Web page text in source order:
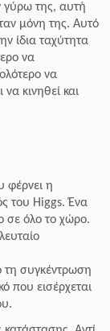
γύρω της, αυτή
μόνη της. Αυτό
ίδια ταχύτητα
να
να
κινηθεί και
φέρνει η
του Higgs. Ένα
σε όλο το χώρο.
τη συγκέντρωση
που εισέρχεται